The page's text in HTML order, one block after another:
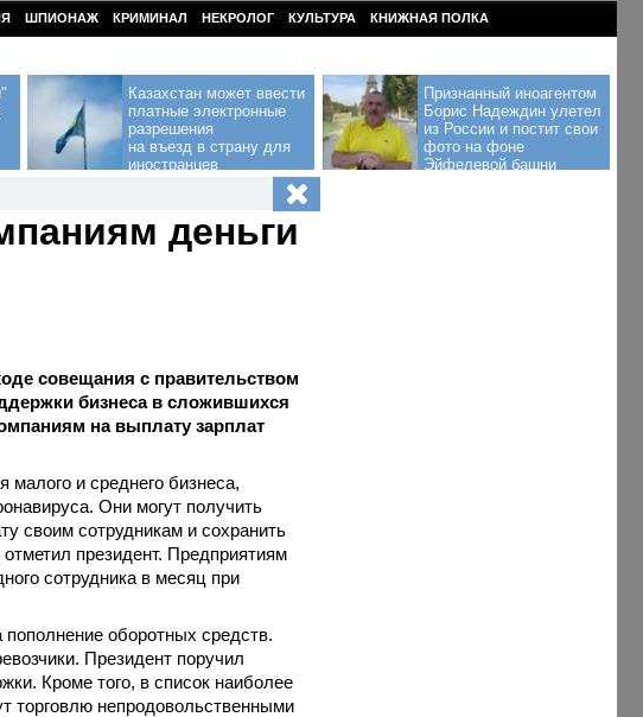
ШПИОНАЖ КРИМИНАЛ НЕКРОЛОГ КУЛЬТУРА КНИЖНАЯ ПОЛКА
Казахстан может ввести
платные электронные
разрешения
на въезд в страну для
иностранцев
Признанный иноагентом
Борис Надеждин улетел
из России и постит свои
фото на фоне
Эйфелевой башни
деньги
совещания с правительством
бизнеса в сложившихся
на выплату зарплат
малого и среднего бизнеса,
Они могут получить
своим сотрудникам и сохранить
президент. Предприятиям
сотрудника в месяц при
пополнение оборотных средств.
Президент поручил
Кроме того, в список наиболее
торговлю непродовольственными